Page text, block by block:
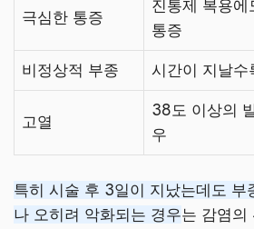
극심한 통증
진통제 복용에
통증
비정상적 부종 시간이 지날수
고열
38도 이상의
우
특히 시술 후 3일이 지났는데도 부
나 오히려 악화되는 경우는 감염의